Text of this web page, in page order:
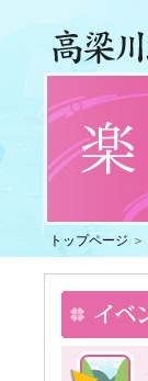
トップページ ＞